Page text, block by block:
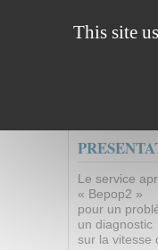
En vol
à la même
font via un
Le service
« Bepop2 »
pour un
un diagnostic
sur la vitesse
This site